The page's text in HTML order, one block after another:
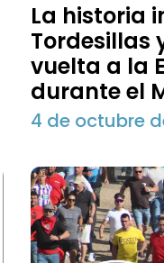
La historia
Tordesillas
vuelta a la
durante el
4 de octubre